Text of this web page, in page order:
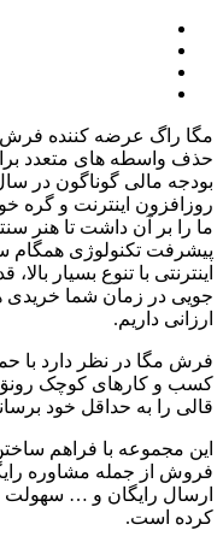
مگا راگ عرضه کننده فرش
حذف واسطه های متعدد
بودجه مالی گوناگون در
روزافزون اینترنت و گره
ما را بر آن داشت تا هنر
پیشرفت تکنولوژی همگام
اینترنتی با تنوع بسیار
جویی در زمان شما خریدی
ارزانی داریم.
فرش مگا در نظر دارد با
کسب و کارهای کوچک
قالی را به حداقل خود
این مجموعه با فراهم
فروش از جمله مشاوره
ارسال رایگان و … سهولت
کرده است.